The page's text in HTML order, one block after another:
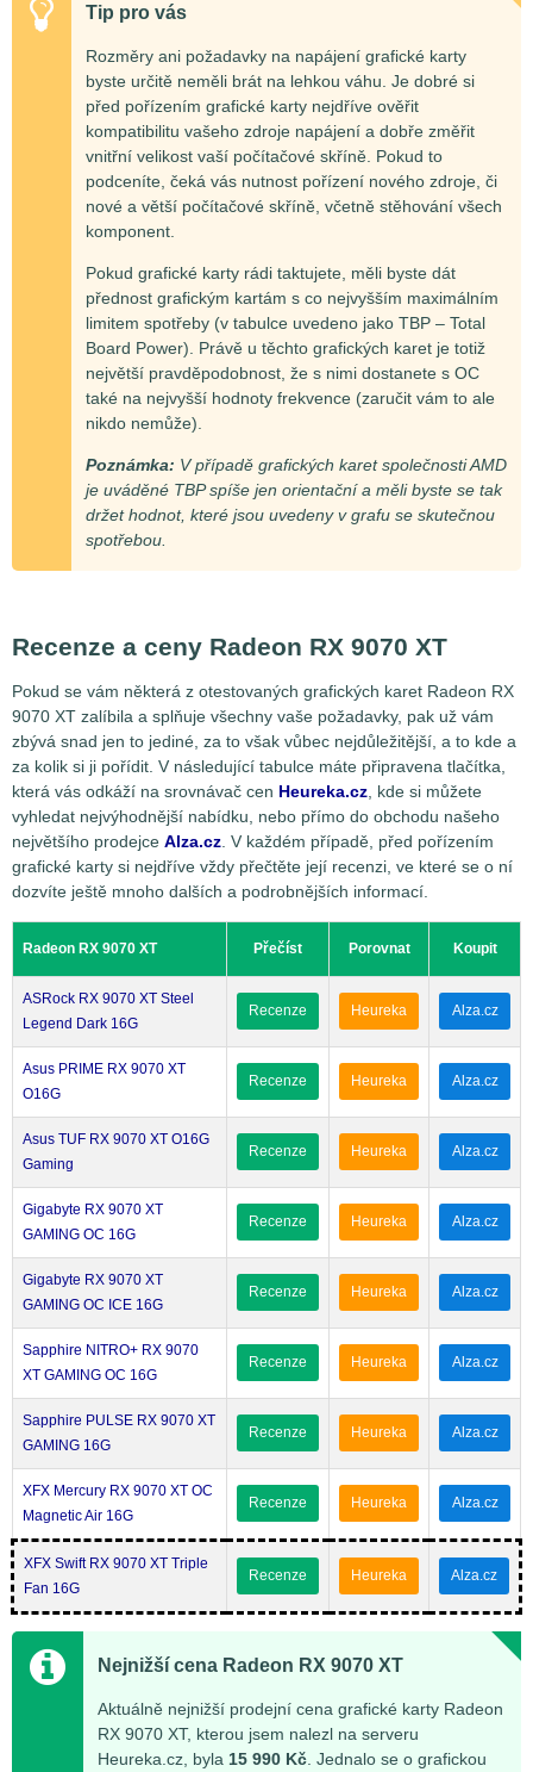
Tip pro vás
Rozměry ani požadavky na napájení grafické karty
byste určitě neměli brát na lehkou váhu. Je dobré si
před pořízením grafické karty nejdříve ověřit
kompatibilitu vašeho zdroje napájení a dobře změřit
vnitřní velikost vaší počítačové skříně. Pokud to
podceníte, čeká vás nutnost pořízení nového zdroje, či
nové a větší počítačové skříně, včetně stěhování všech
komponent.
Pokud grafické karty rádi taktujete, měli byste dát
přednost grafickým kartám s co nejvyšším maximálním
limitem spotřeby (v tabulce uvedeno jako TBP – Total
Board Power). Právě u těchto grafických karet je totiž
největší pravděpodobnost, že s nimi dostanete s OC
také na nejvyšší hodnoty frekvence (zaručit vám to ale
nikdo nemůže).
Poznámka: V případě grafických karet společnosti AMD
je uváděné TBP spíše jen orientační a měli byste se tak
držet hodnot, které jsou uvedeny v grafu se skutečnou
spotřebou.
Recenze a ceny Radeon RX 9070 XT
Pokud se vám některá z otestovaných grafických karet Radeon RX
9070 XT zalíbila a splňuje všechny vaše požadavky, pak už vám
zbývá snad jen to jediné, za to však vůbec nejdůležitější, a to kde a
za kolik si ji pořídit. V následující tabulce máte připravena tlačítka,
která vás odkáží na srovnávač cen Heureka.cz , kde si můžete
vyhledat nejvýhodnější nabídku, nebo přímo do obchodu našeho
největšího prodejce Alza.cz . V každém případě, před pořízením
grafické karty si nejdříve vždy přečtěte její recenzi, ve které se o ní
dozvíte ještě mnoho dalších a podrobnějších informací.
Radeon RX 9070 XT Přečíst Porovnat Koupit
ASRock RX 9070 XT Steel
Legend Dark 16G
Recenze Heureka Alza.cz
Asus PRIME RX 9070 XT
O16G
Recenze Heureka Alza.cz
Asus TUF RX 9070 XT O16G
Gaming
Recenze Heureka Alza.cz
Gigabyte RX 9070 XT
GAMING OC 16G
Recenze Heureka Alza.cz
Gigabyte RX 9070 XT
GAMING OC ICE 16G
Recenze Heureka Alza.cz
Sapphire NITRO+ RX 9070
XT GAMING OC 16G
Recenze Heureka Alza.cz
Sapphire PULSE RX 9070 XT
GAMING 16G
Recenze Heureka Alza.cz
XFX Mercury RX 9070 XT OC
Magnetic Air 16G
Recenze Heureka Alza.cz
XFX Swift RX 9070 XT Triple
Fan 16G
Recenze Heureka Alza.cz
Nejnižší cena Radeon RX 9070 XT
Aktuálně nejnižší prodejní cena grafické karty Radeon
RX 9070 XT, kterou jsem nalezl na serveru
Heureka.cz, byla 15 990 Kč . Jednalo se o grafickou